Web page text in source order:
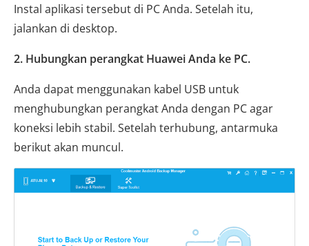
Instal aplikasi tersebut di PC Anda. Setelah itu,
jalankan di desktop.
2. Hubungkan perangkat Huawei Anda ke PC.
Anda dapat menggunakan kabel USB untuk
menghubungkan perangkat Anda dengan PC agar
koneksi lebih stabil. Setelah terhubung, antarmuka
berikut akan muncul.